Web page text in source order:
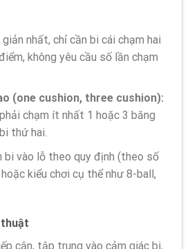
nhất, chỉ cần bi cái chạm hai
không yêu cầu số lần chạm
(one cushion, three cushion):
chạm ít nhất 1 hoặc 3 băng
thứ hai.
bi vào lỗ theo quy định (theo số
kiểu chơi cụ thể như 8-ball,
cận, tập trung vào cảm giác bi,